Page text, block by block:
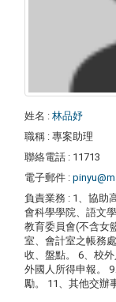
姓名 : 林品妤
職稱 : 專案助理
聯絡電話 : 11713
電子郵件 :
負責業務 : 1、協助
會科學學院、語文
教育委員會(不含女
室、會計室之帳務
收、盤點。 6、校
外國人所得申報。
勵。 11、其他交辦